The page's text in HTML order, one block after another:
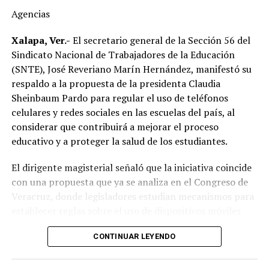
durante su traslado desde Estados Unidos hasta
de refrigeración, afectando la frescura del producto.
Explicó que el huevo cruza la frontera, es almacenado en
bodegas y posteriormente distribuido hacia estados
como Veracruz, por lo que el tiempo de traslado puede
influir en sus condiciones de conservación si no se
mantiene la temperatura adecuada.
suficiente para abastecer la demanda nacional, por lo
que consideró innecesaria la importación de este
En ese sentido, exhortó a la población a revisar el origen
del huevo antes de comprarlo y dar preferencia al
producto nacional, al asegurar que ofrece mayor
Agencias
Xalapa, Ver.- El secretario general de la Sección 56 del
Sindicato Nacional de Trabajadores de la Educación
(SNTE), José Reveriano Marín Hernández, manifestó su
respaldo a la propuesta de la presidenta Claudia
Sheinbaum Pardo para regular el uso de teléfonos
celulares y redes sociales en las escuelas del país, al
considerar que contribuirá a mejorar el proceso
educativo y a proteger la salud de los estudiantes.
El dirigente magisterial señaló que la iniciativa coincide
con una propuesta que ya se analiza en el Congreso de
Veracruz, donde legisladores estudian mecanismos para
dentro de los planteles educativos.
CONTINUAR LEYENDO